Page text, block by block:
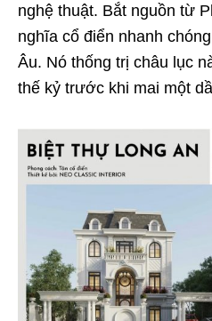
nghệ thuật. Bắt nguồn từ
nghĩa cổ điển nhanh
Âu. Nó thống trị châu lục
thế kỷ trước khi mai một